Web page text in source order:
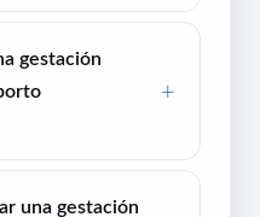
gestación
una gestación